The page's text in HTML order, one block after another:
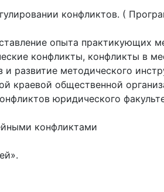
конфликтов. (
опыта
конфликты, конфликты в
развитие методического
краевой общественной
юридического
конфликтами